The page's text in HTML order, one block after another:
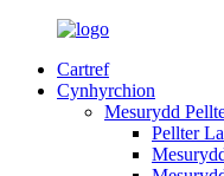
Cartref
Cynhyrchion
Mesurydd
Pellter